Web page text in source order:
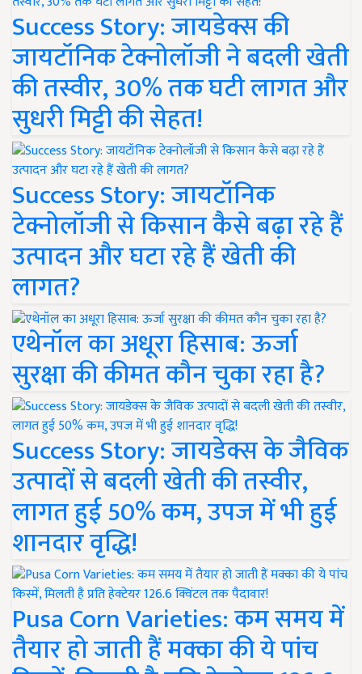
Success Story: जायडेक्स की
जायटॉनिक टेक्नोलॉजी ने बदली खेती
की तस्वीर, 30% तक घटी लागत और
सुधरी मिट्टी की सेहत!
Success Story: जायटॉनिक
टेक्नोलॉजी से किसान कैसे बढ़ा रहे हैं
उत्पादन और घटा रहे हैं खेती की
लागत?
एथेनॉल का अधूरा हिसाब: ऊर्जा
सुरक्षा की कीमत कौन चुका रहा है?
Success Story: जायडेक्स के जैविक
उत्पादों से बदली खेती की तस्वीर,
लागत हुई 50% कम, उपज में भी हुई
शानदार वृद्धि!
Pusa Corn Varieties: कम समय में
तैयार हो जाती हैं मक्का की ये पांच